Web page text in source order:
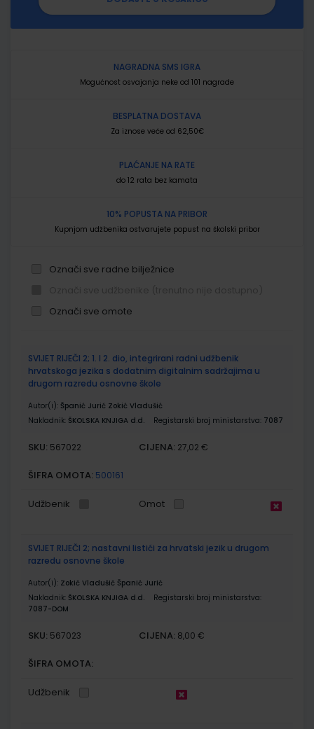
NAGRADNA SMS IGRA
Mogućnost osvajanja neke od 101 nagrade
BESPLATNA DOSTAVA
Za iznose veće od 62,50€
PLAĆANJE NA RATE
do 12 rata bez kamata
10% POPUSTA NA PRIBOR
Kupnjom udžbenika ostvarujete popust na školski pribor
Označi sve radne bilježnice
Označi sve omote
proizvodi
SVIJET RIJEČI 2; 1. I 2. dio, integrirani radni udžbenik
hrvatskoga jezika s dodatnim digitalnim sadržajima u
drugom razredu osnovne škole
Autor(i): Španić Jurić Zokić Vladušić
Nakladnik: ŠKOLSKA KNJIGA d.d. Registarski broj ministarstva: 7087
SKU: 567022 CIJENA: 27,02 €
ŠIFRA OMOTA: 500161
Udžbenik Omot
SVIJET RIJEČI 2; nastavni listići za hrvatski jezik u drugom
razredu osnovne škole
Autor(i): Zokić Vladušić Španić Jurić
Nakladnik: ŠKOLSKA KNJIGA d.d.
Registarski broj ministarstva:
7087-DOM
SKU: 567023 CIJENA: 8,00 €
ŠIFRA OMOTA:
Udžbenik